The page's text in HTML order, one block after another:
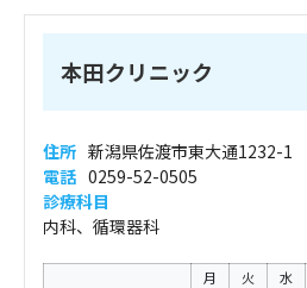
本田クリニック
住所 新潟県佐渡市東大通1232-1
電話 0259-52-0505
診療科目
内科、循環器科
月 火 水